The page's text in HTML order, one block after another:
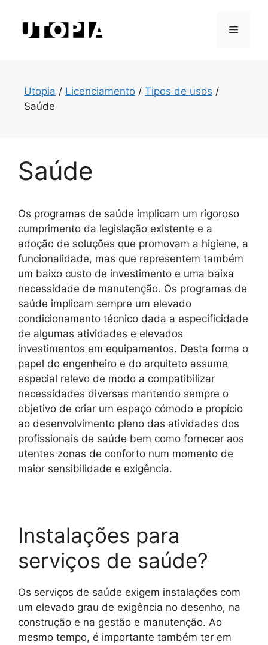
Menu
Utopia / Licenciamento / Tipos de usos /
Saúde
Saúde
Os programas de saúde implicam um rigoroso
cumprimento da legislação existente e a
adoção de soluções que promovam a higiene, a
funcionalidade, mas que representem também
um baixo custo de investimento e uma baixa
necessidade de manutenção. Os programas de
saúde implicam sempre um elevado
condicionamento técnico dada a especificidade
de algumas atividades e elevados
investimentos em equipamentos. Desta forma o
papel do engenheiro e do arquiteto assume
especial relevo de modo a compatibilizar
necessidades diversas mantendo sempre o
objetivo de criar um espaço cómodo e propício
ao desenvolvimento pleno das atividades dos
profissionais de saúde bem como fornecer aos
utentes zonas de conforto num momento de
maior sensibilidade e exigência.
Instalações para
serviços de saúde?
Os serviços de saúde exigem instalações com
um elevado grau de exigência no desenho, na
construção e na gestão e manutenção. Ao
mesmo tempo, é importante também ter em